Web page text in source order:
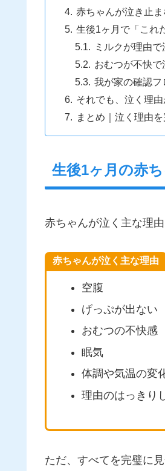
赤ちゃんが泣き止
生後1ヶ月で「これ
ミルクが理由
おむつが不快で
我が家の確認フ
それでも、泣く理
まとめ｜泣く理由
生後1ヶ月の赤
赤ちゃんが泣く主な理
赤ちゃんが泣く主な理由
空腹
げっぷが出ない
おむつの不快感
眠気
体調や気温の変
理由のはっきり
ただ、すべてを完璧に